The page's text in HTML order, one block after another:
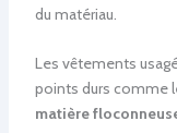
du matériau.
Les vêtements
points durs comme
matière